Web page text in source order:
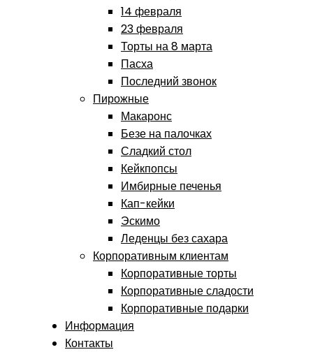
14 февраля
23 февраля
Торты на 8 марта
Пасха
Последний звонок
Пирожные
Макаронс
Безе на палочках
Сладкий стол
Кейкпопсы
Имбирные печенья
Кап-кейки
Эскимо
Леденцы без сахара
Корпоративным клиентам
Корпоративные торты
Корпоративные сладости
Корпоративные подарки
Информация
Контакты